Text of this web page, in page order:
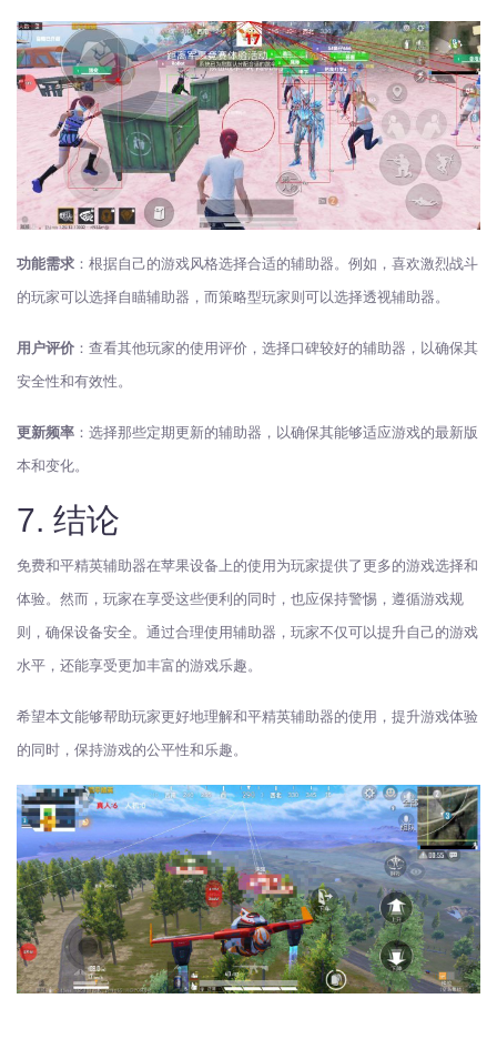
功能需求 ：根据自己的游戏风格选择合适的辅助器。例如，喜欢激烈战斗
的玩家可以选择自瞄辅助器，而策略型玩家则可以选择透视辅助器。
用户评价 ：查看其他玩家的使用评价，选择口碑较好的辅助器，以确保其
安全性和有效性。
更新频率 ：选择那些定期更新的辅助器，以确保其能够适应游戏的最新版
本和变化。
7. 结论
免费和平精英辅助器在苹果设备上的使用为玩家提供了更多的游戏选择和
体验。然而，玩家在享受这些便利的同时，也应保持警惕，遵循游戏规
则，确保设备安全。通过合理使用辅助器，玩家不仅可以提升自己的游戏
水平，还能享受更加丰富的游戏乐趣。
希望本文能够帮助玩家更好地理解和平精英辅助器的使用，提升游戏体验
的同时，保持游戏的公平性和乐趣。